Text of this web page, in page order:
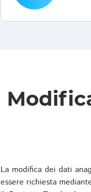
La modifica dei dati
essere richiesta